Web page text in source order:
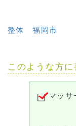
整体 福岡市
このような方に
マッサ